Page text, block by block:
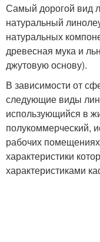
Самый дорогой вид
натуральный
натуральных
древесная мука и
джутовую основу).
В зависимости от
следующие виды
использующийся в
полукоммерческий,
рабочих
характеристики
характеристиками